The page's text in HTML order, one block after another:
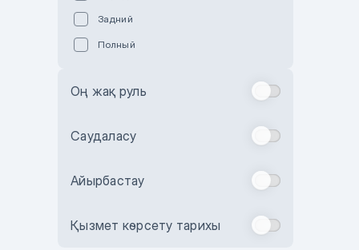
Зеленый
Бежевый
Комбинированный
Задний
Полный
Оң жақ руль
Саудаласу
Айырбастау
Қызмет көрсету тарихы